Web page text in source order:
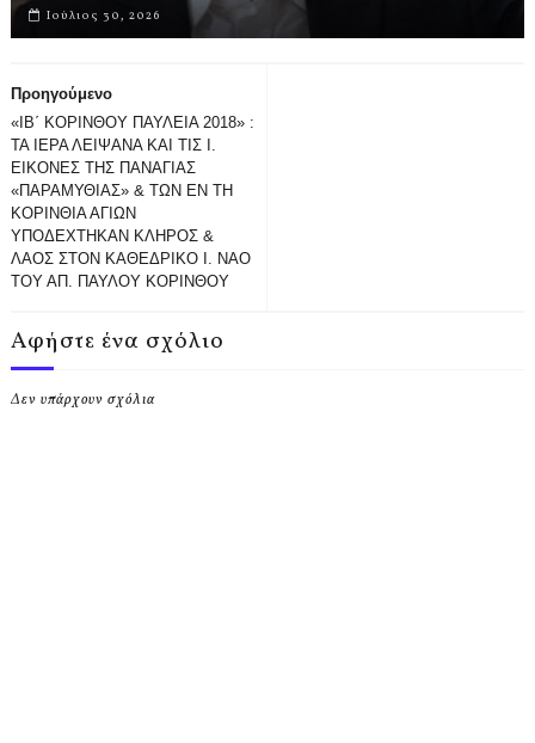
Ιούλιος 30, 2026
Προηγούμενο
«ΙΒ΄ ΚΟΡΙΝΘΟΥ ΠΑΥΛΕΙΑ 2018» :
ΤΑ ΙΕΡΑ ΛΕΙΨΑΝΑ ΚΑΙ ΤΙΣ Ι.
ΕΙΚΟΝΕΣ ΤΗΣ ΠΑΝΑΓΙΑΣ
«ΠΑΡΑΜΥΘΙΑΣ» & ΤΩΝ ΕΝ ΤΗ
ΚΟΡΙΝΘΙΑ ΑΓΙΩΝ
ΥΠΟΔΕΧΤΗΚΑΝ ΚΛΗΡΟΣ &
ΛΑΟΣ ΣΤΟΝ ΚΑΘΕΔΡΙΚΟ Ι. ΝΑΟ
ΤΟΥ ΑΠ. ΠΑΥΛΟΥ ΚΟΡΙΝΘΟΥ
Αφήστε ένα σχόλιο
Δεν υπάρχουν σχόλια